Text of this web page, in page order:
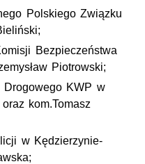
Polskiego Związku
Bezpieczeństwa
Piotrowski;
Drogowego KWP w
kom.Tomasz
w Kędzierzynie-